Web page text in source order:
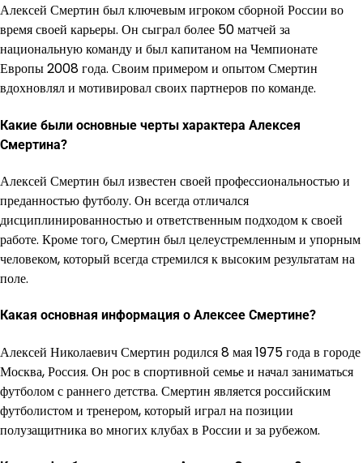
Алексей Смертин был ключевым игроком сборной России во
время своей карьеры. Он сыграл более 50 матчей за
национальную команду и был капитаном на Чемпионате
Европы 2008 года. Своим примером и опытом Смертин
вдохновлял и мотивировал своих партнеров по команде.
Какие были основные черты характера Алексея
Смертина?
Алексей Смертин был известен своей профессиональностью и
преданностью футболу. Он всегда отличался
дисциплинированностью и ответственным подходом к своей
работе. Кроме того, Смертин был целеустремленным и упорным
человеком, который всегда стремился к высоким результатам на
поле.
Какая основная информация о Алексее Смертине?
Алексей Николаевич Смертин родился 8 мая 1975 года в городе
Москва, Россия. Он рос в спортивной семье и начал заниматься
футболом с раннего детства. Смертин является российским
футболистом и тренером, который играл на позиции
полузащитника во многих клубах в России и за рубежом.